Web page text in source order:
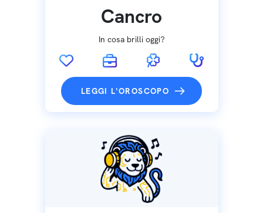
Cancro
In cosa brilli oggi?
LEGGI L'OROSCOPO